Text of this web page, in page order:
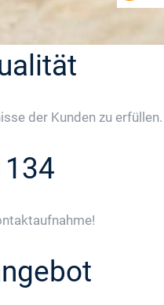
der Kunden zu erfüllen.